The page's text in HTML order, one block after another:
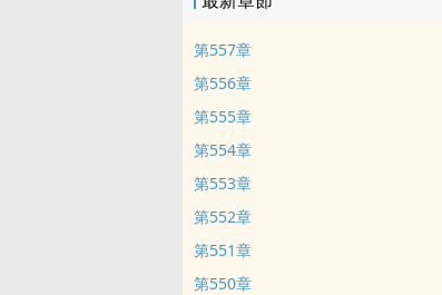
第557章
第556章
第555章
第554章
第553章
第552章
第551章
第550章